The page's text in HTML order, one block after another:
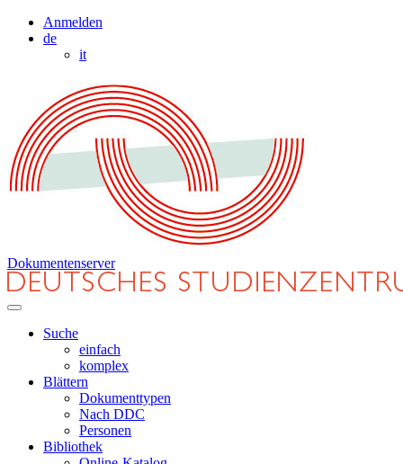
Anmelden
de
it
Dokumentenserver
Suche
einfach
komplex
Blättern
Dokumenttypen
Nach DDC
Personen
Bibliothek